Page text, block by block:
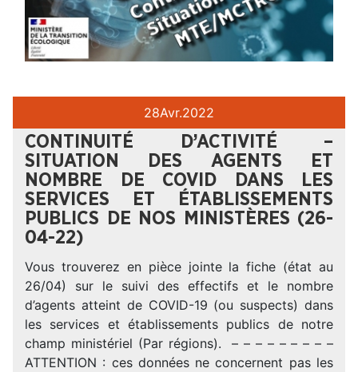
28Avr.2022
CONTINUITÉ D’ACTIVITÉ –
SITUATION DES AGENTS ET
NOMBRE DE COVID DANS LES
SERVICES ET ÉTABLISSEMENTS
PUBLICS DE NOS MINISTÈRES (26-
04-22)
Vous trouverez en pièce jointe la fiche (état au
26/04) sur le suivi des effectifs et le nombre
d’agents atteint de COVID-19 (ou suspects) dans
les services et établissements publics de notre
champ ministériel (Par régions). – – – – – – – – –
ATTENTION : ces données ne concernent pas les